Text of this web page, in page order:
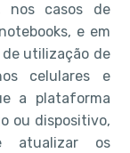
nos casos de
e em
de utilização de
celulares e
a plataforma
ou dispositivo,
atualizar os